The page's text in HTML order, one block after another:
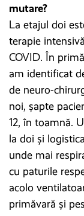
mutare?
La etajul doi
terapie
COVID. În
am identificat
de neuro-
noi, șapte
12, în toamnă.
la doi și
unde mai
cu paturile
acolo
primăvară și